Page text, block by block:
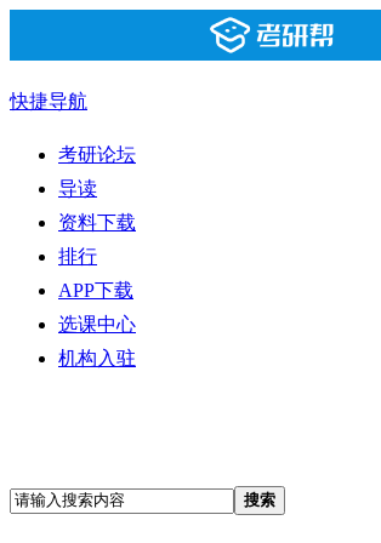
快捷导航
考研论坛
导读
资料下载
排行
APP下载
选课中心
机构入驻
搜索